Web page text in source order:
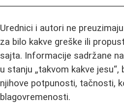
Urednici i autori ne
za bilo kakve greške ili
sajta. Informacije sadržane
u stanju „takvom kakve jesu“,
njihove potpunosti, tačnosti,
blagovremenosti.